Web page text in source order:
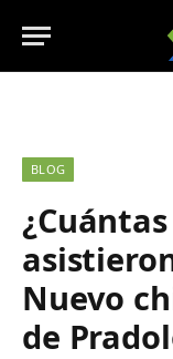
BLOG
Nuevo
de